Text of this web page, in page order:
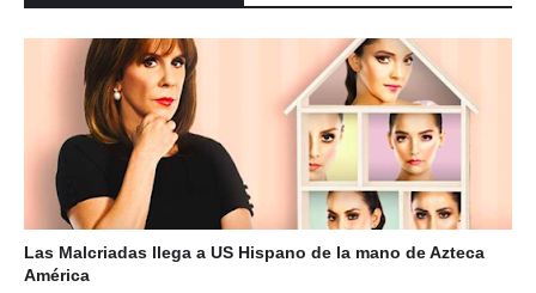
Las Malcriadas llega a US Hispano de la mano de Azteca
América